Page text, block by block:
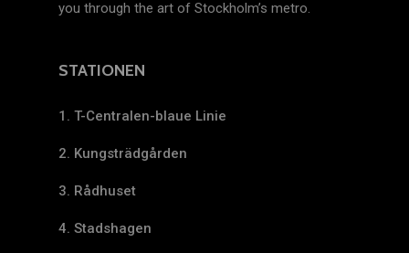
you through the art of Stockholm’s metro.
STATIONEN
1. T-Centralen-blaue Linie
2. Kungsträdgården
3. Rådhuset
4. Stadshagen